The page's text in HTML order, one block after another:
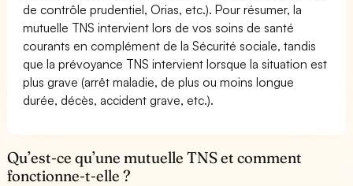
de contrôle prudentiel, Orias, etc.). Pour résumer, la
mutuelle TNS intervient lors de vos soins de santé
courants en complément de la Sécurité sociale, tandis
que la prévoyance TNS intervient lorsque la situation est
plus grave (arrêt maladie, de plus ou moins longue
durée, décès, accident grave, etc.).
Qu’est-ce qu’une mutuelle TNS et comment
fonctionne-t-elle ?